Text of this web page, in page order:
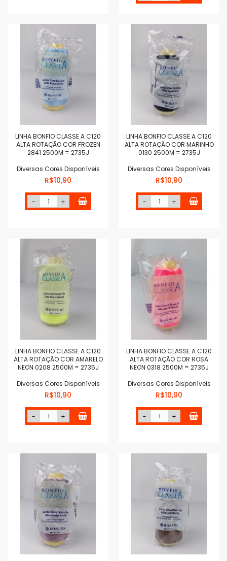
LINHA BONFIO CLASSE A C120
ALTA ROTAÇÃO COR FROZEN
2841 2500M = 2735J
Diversas Cores Disponíveis
R$10,90
- +
LINHA BONFIO CLASSE A C120
ALTA ROTAÇÃO COR MARINHO
0130 2500M = 2735J
Diversas Cores Disponíveis
R$10,90
- +
LINHA BONFIO CLASSE A C120
ALTA ROTAÇÃO COR AMARELO
NEON 0208 2500M = 2735J
Diversas Cores Disponíveis
R$10,90
- +
LINHA BONFIO CLASSE A C120
ALTA ROTAÇÃO COR ROSA
NEON 0318 2500M = 2735J
Diversas Cores Disponíveis
R$10,90
- +